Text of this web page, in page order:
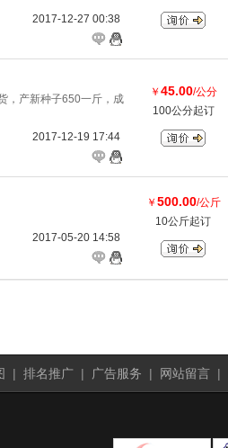
2017-12-27 00:38
，产新种子650一斤，成
2017-12-19 17:44
￥ 45.00/公分
100公分起订
2017-05-20 14:58
￥ 500.00/公斤
10公斤起订
| 排名推广 | 广告服务 | 网站留言 |